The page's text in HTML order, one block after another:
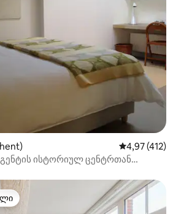
საშუალო
4,97 (412)
ისტორიულ ცენტრთან
ვარიანტი